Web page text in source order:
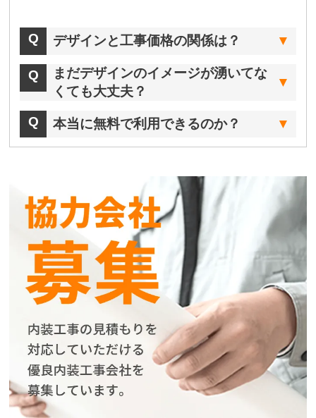
デザインと工事価格の関係は？
まだデザインのイメージが湧いてな
くても大丈夫？
本当に無料で利用できるのか？